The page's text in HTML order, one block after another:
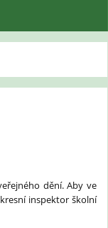
dění. Aby ve
inspektor školní